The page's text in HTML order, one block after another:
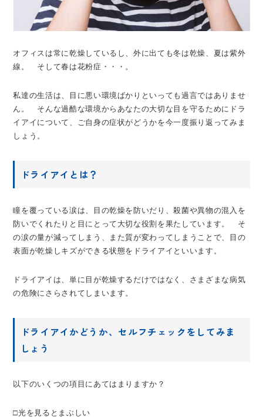
オフィスは常に乾燥しているし、外に出ても冬は乾燥、夏は紫外
線。 そして春は花粉症・・・。
私達の生活は、目に悪い環境ばかりといっても過言ではありませ
ん。 そんな過酷な環境からあなたの大切な目を守るためにドラ
イアイについて、ご自身の症状がどうかを今一度振り返ってみま
しょう。
ドライアイとは？
瞳を覆っている涙は、目の乾燥を防いだり、殺菌や異物の混入を
防いでくれたりと目にとって大切な役割を果たしています。 そ
の涙の量が減ってしまう、また質が変わってしまうことで、目の
表面が乾燥しキズができる状態をドライアイといいます。
ドライアイは、単に目が乾燥するだけではなく、さまざまな病気
の危険にさらされてしまいます。
ドライアイかどうか、セルフチェックをしてみま
しょう
以下のいくつの項目にあてはまりますか？
□光を見るとまぶしい